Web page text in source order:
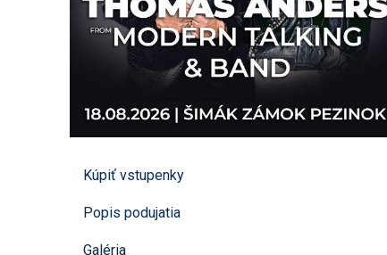
Kúpiť vstupenky
Popis podujatia
Galéria